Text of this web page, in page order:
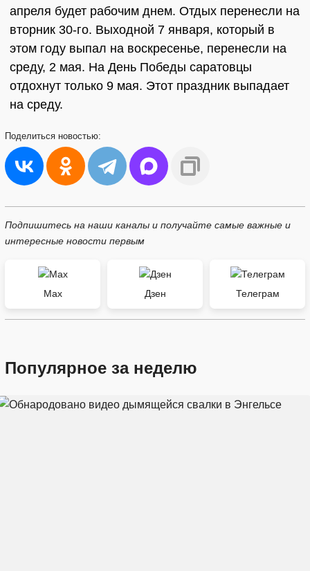
апреля будет рабочим днем. Отдых перенесли на
вторник 30-го. Выходной 7 января, который в
этом году выпал на воскресенье, перенесли на
среду, 2 мая. На День Победы саратовцы
отдохнут только 9 мая. Этот праздник выпадает
на среду.
Поделиться новостью:
Подпишитесь на наши каналы и получайте самые важные и
интересные новости первым
Max Дзен Телеграм
Популярное за неделю